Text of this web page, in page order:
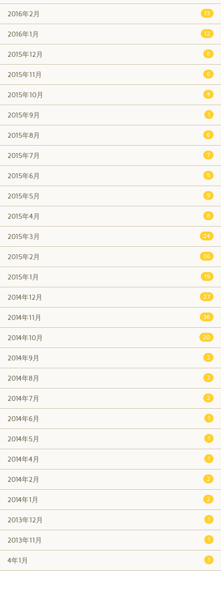
13
2016年2月
12
2016年1月
8
2015年12月
6
2015年11月
4
2015年10月
1
2015年9月
6
2015年8月
7
2015年7月
5
2015年6月
9
2015年5月
8
2015年4月
24
2015年3月
36
2015年2月
19
2015年1月
27
2014年12月
36
2014年11月
20
2014年10月
2
2014年9月
2
2014年8月
2
2014年7月
1
2014年6月
1
2014年5月
1
2014年4月
2
2014年2月
2
2014年1月
1
2013年12月
1
2013年11月
1
4年1月